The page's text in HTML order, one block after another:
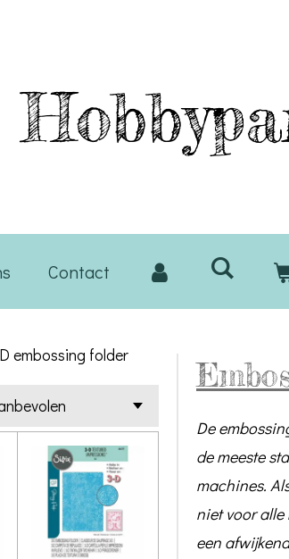
Contact
embossing folder
De
de meeste
machines.
niet voor
een